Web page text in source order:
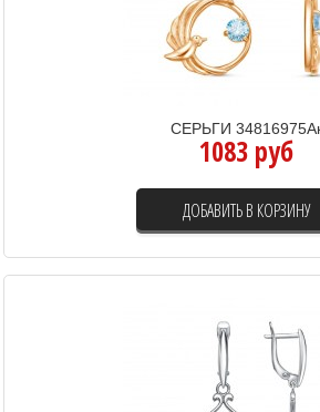
СЕРЬГИ
1083 руб
ДОБАВИТЬ В КОРЗИНУ